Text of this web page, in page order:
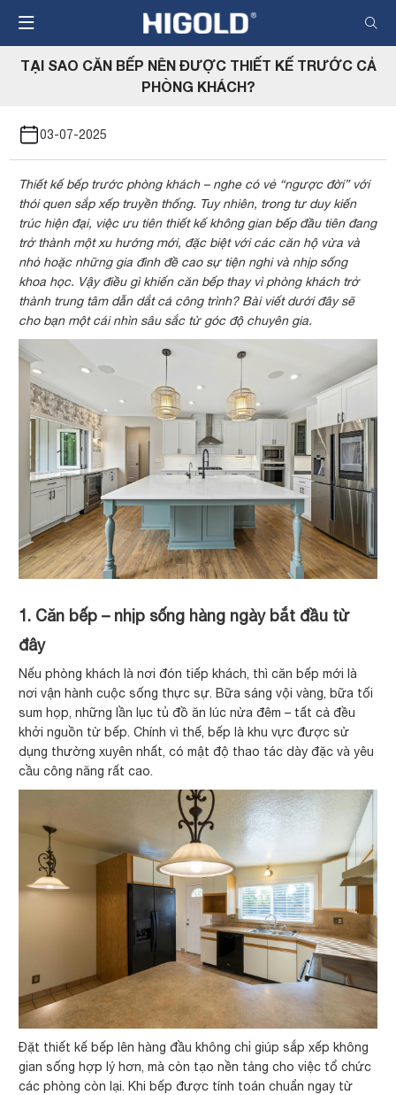
đến
nội
dungTẠI SAO CĂN BẾP NÊN ĐƯỢC THIẾT KẾ TRƯỚC CẢ
PHÒNG KHÁCH?
03-07-2025
Thiết kế bếp trước phòng khách – nghe có vẻ “ngược đời” với
thói quen sắp xếp truyền thống. Tuy nhiên, trong tư duy kiến
trúc hiện đại, việc ưu tiên thiết kế không gian bếp đầu tiên đang
trở thành một xu hướng mới, đặc biệt với các căn hộ vừa và
nhỏ hoặc những gia đình đề cao sự tiện nghi và nhịp sống
khoa học. Vậy điều gì khiến căn bếp thay vì phòng khách trở
thành trung tâm dẫn dắt cả công trình? Bài viết dưới đây sẽ
cho bạn một cái nhìn sâu sắc từ góc độ chuyên gia.
1. Căn bếp – nhịp sống hàng ngày bắt đầu từ
đây
Nếu phòng khách là nơi đón tiếp khách, thì căn bếp mới là
nơi vận hành cuộc sống thực sự. Bữa sáng vội vàng, bữa tối
sum họp, những lần lục tủ đồ ăn lúc nửa đêm – tất cả đều
khởi nguồn từ bếp. Chính vì thế, bếp là khu vực được sử
dụng thường xuyên nhất, có mật độ thao tác dày đặc và yêu
cầu công năng rất cao.
Đặt thiết kế bếp lên hàng đầu không chỉ giúp sắp xếp không
gian sống hợp lý hơn, mà còn tạo nền tảng cho việc tổ chức
các phòng còn lại. Khi bếp được tính toán chuẩn ngay từ